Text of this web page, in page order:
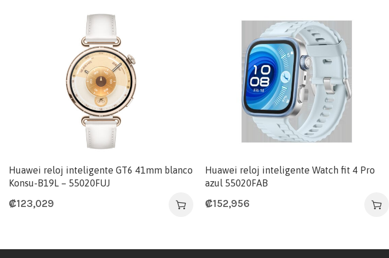
Huawei reloj inteligente GT6 41mm blanco
Konsu-B19L – 55020FUJ
₡123,029
Huawei reloj inteligente Watch fit 4 Pro
azul 55020FAB
₡152,956